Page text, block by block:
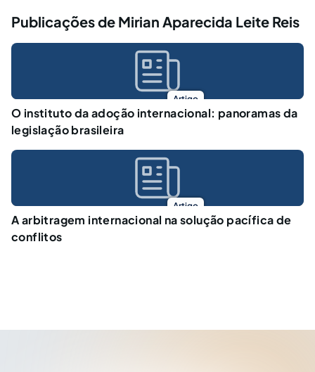
Publicações de Mirian Aparecida Leite Reis
Artigo
O instituto da adoção internacional: panoramas da
legislação brasileira
Artigo
A arbitragem internacional na solução pacífica de
conflitos